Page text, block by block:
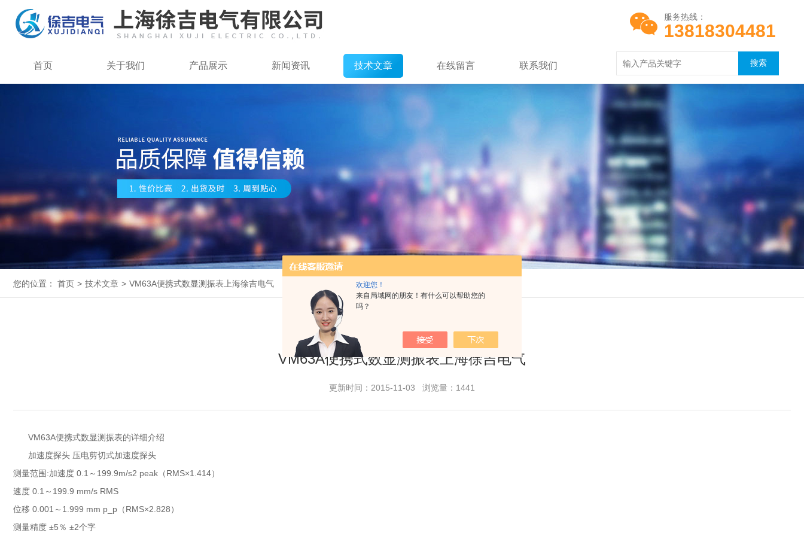
欢迎您！
来自局域网的朋友！有什么可以帮助您的
吗？
服务热线：
13818304481
首页 关于我们 产品展示 新闻资讯 技术文章 在线留言 联系我们
您的位置： 首页 > 技术文章 > VM63A便携式数显测振表上海徐吉电气
VM63A便携式数显测振表上海徐吉电气
更新时间：2015-11-03 浏览量：1441
VM63A便携式数显测振表的详细介绍
加速度探头 压电剪切式加速度探头
测量范围:加速度 0.1～199.9m/s2 peak（RMS×1.414）
速度 0.1～199.9 mm/s RMS
位移 0.001～1.999 mm p_p（RMS×2.828）
测量精度 ±5％ ±2个字